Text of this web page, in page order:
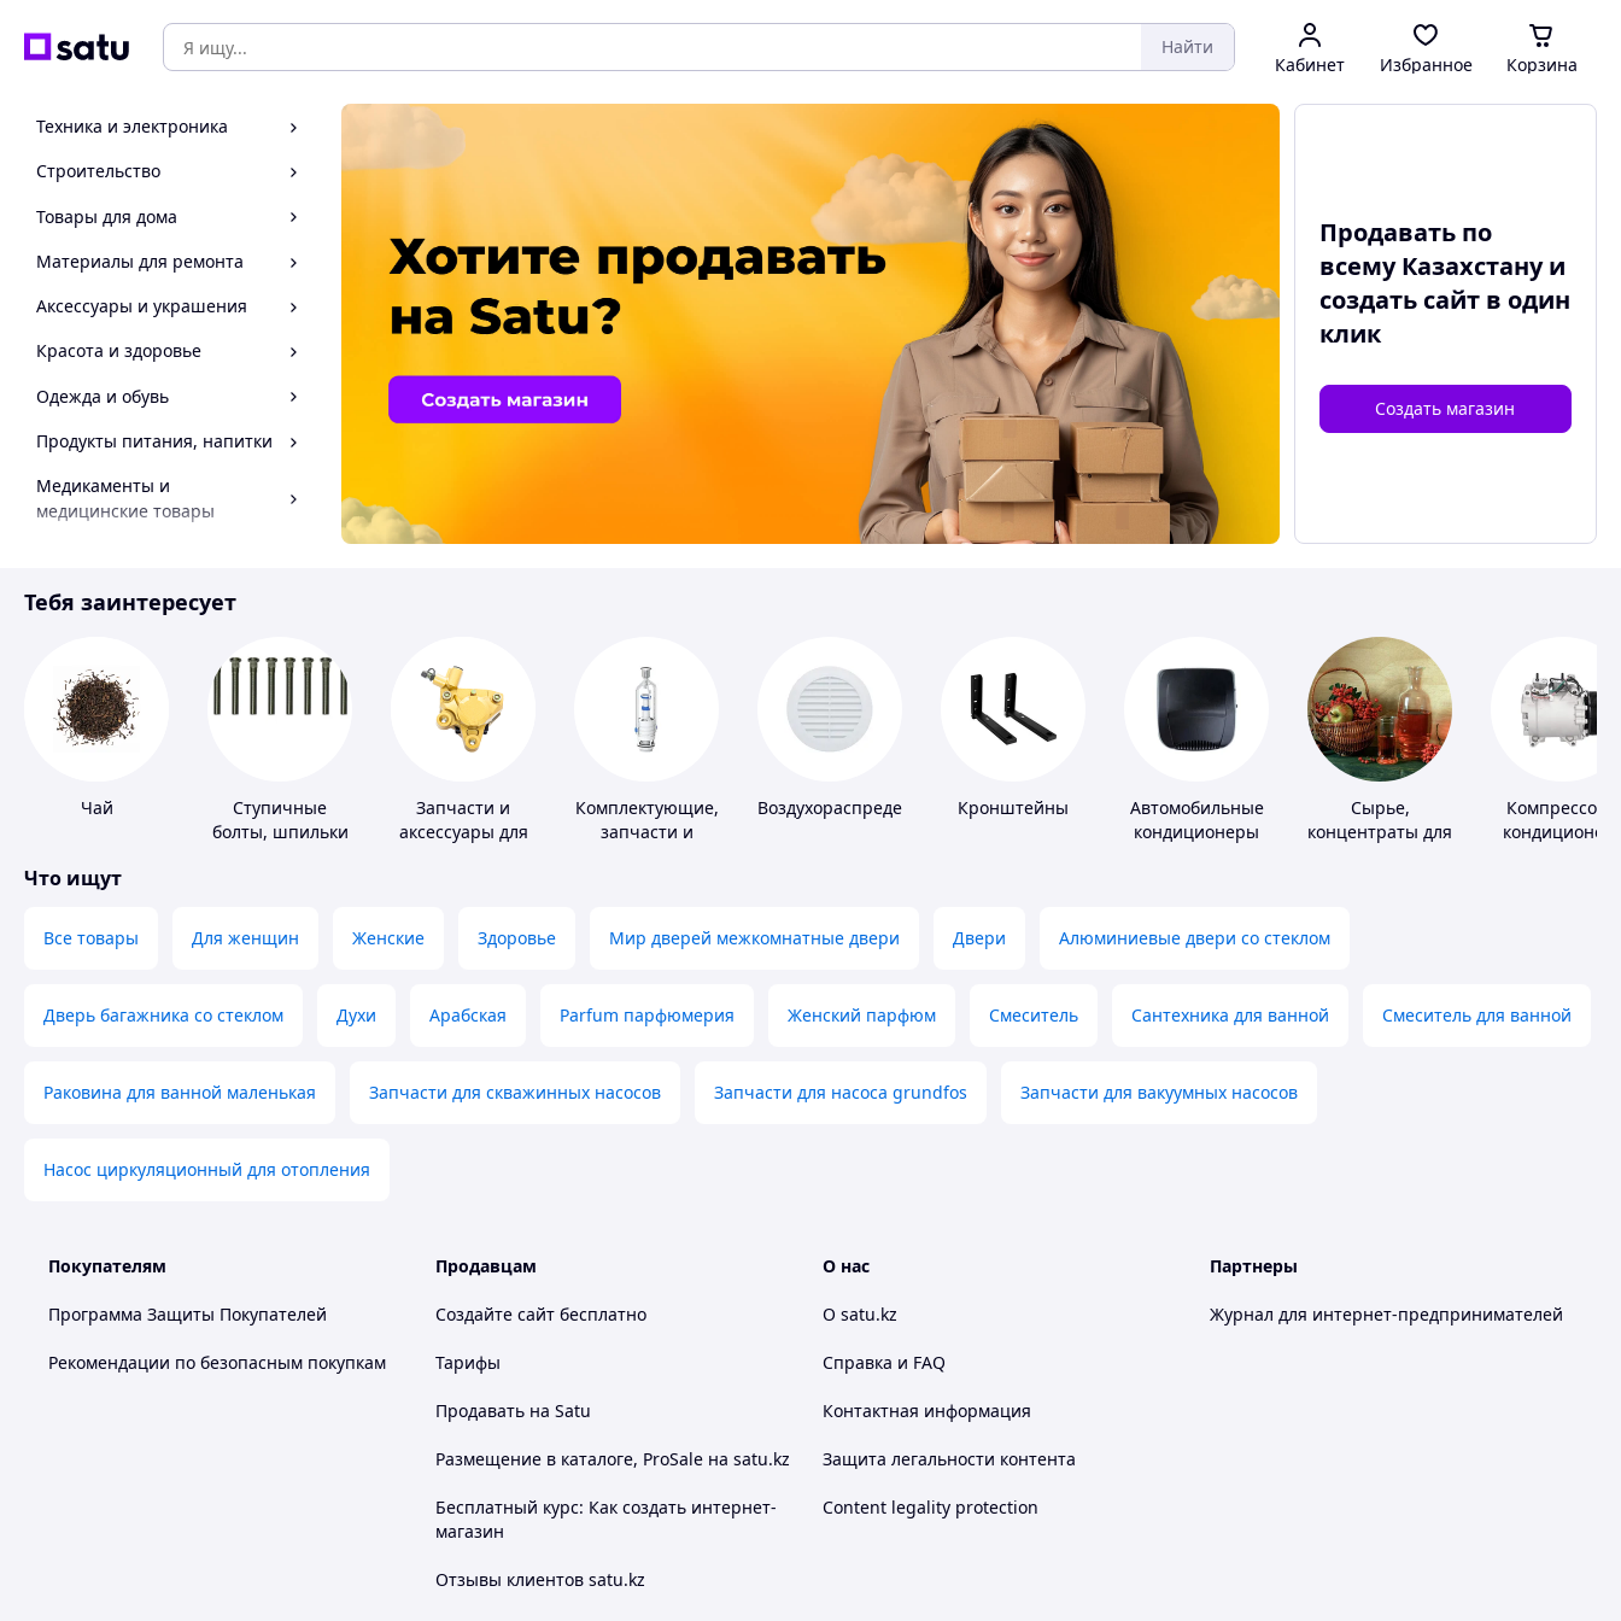
Найти
Кабинет Избранное Корзина
Техника и электроника
Строительство
Товары для дома
Материалы для ремонта
Аксессуары и украшения
Красота и здоровье
Одежда и обувь
Продукты питания, напитки
Медикаменты и
медицинские товары
Инструмент
Продавать по
всему Казахстану и
создать сайтв один
клик
Создать магазин
Тебя заинтересует
Чай
Ступичные
болты, шпильки
Запчасти и
аксессуары для
Комплектующие,
запчасти и
ВоздухораспределителиКронштейны
Автомобильные
кондиционеры
Сырье,
концентраты для
Компрессоры
Что ищут
Все товары Для женщин Женские Здоровье Мир дверей межкомнатные двери Двери Алюминиевые двери со стеклом
Дверь багажника со стеклом Духи Арабская Parfum парфюмерия Женский парфюм Смеситель Сантехника для ванной Смеситель для ванной
Раковина для ванной маленькая Запчасти для скважинных насосов Запчасти для насоса grundfos Запчасти для вакуумных насосов
Насос циркуляционный для отопления
Покупателям
Программа Защиты Покупателей
Рекомендации по безопасным покупкам
Продавцам
Создайте сайт бесплатно
Тарифы
Продавать на Satu
Размещение в каталоге, ProSale на satu.kz
Бесплатный курс: Как создать интернет-
магазин
Отзывы клиентов satu.kz
О нас
О satu.kz
Справка и FAQ
Контактная информация
Защита легальности контента
Content legality protection
Партнеры
Журнал для интернет-предпринимателей